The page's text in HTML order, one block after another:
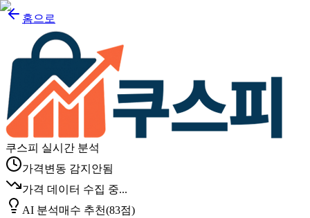
홈으로
쿠스피 실시간 분석
가격변동 감지안됨
가격 데이터 수집 중...
AI 분석매수 추천(83점)